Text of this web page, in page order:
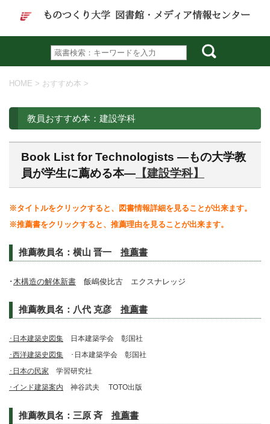
ものつくり大学 図書館・メディア情報センター
HOME > おすすめ本 >
教員おすすめ本：建設学科
Book List for Technologists ―もの大学教
員が学生に薦める本― 【建設学科】
※タイトルをクリックすると、図書情報詳細を見ることが出来ます。
※推薦書をクリックすると、推薦理由を見ることが出来ます。
推薦教員名：横山 晋一 推薦書
･木構造の解体新書 飯嶋俊比古 エクスナレッジ
推薦教員名： 八代 克彦 推薦書
･日本建築史図集 日本建築学会 彰国社
･西洋建築史図集 ･日本建築学会 彰国社
･日本の民家 学習研究社
･インド建築案内 神谷武夫 TOTO出版
推薦教員名： 三原 斉 推薦書